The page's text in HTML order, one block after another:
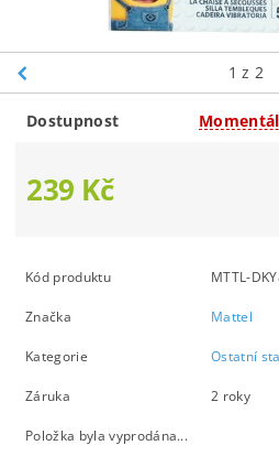
1 z 2
Dostupnost
239 Kč
Kód produktu MTTL-
Značka Mattel
Kategorie Ostatní
Záruka 2 roky
Položka byla vyprodána...